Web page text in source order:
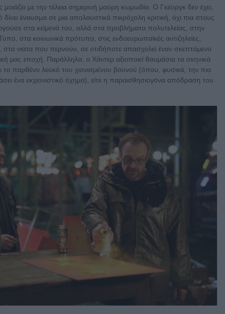
με την τέλεια σημερινή μαύρη κωμωδία. Ο Γκέοργκ δεν έχει,
δίνει έναυσμα σε μια απολαυστικά πικρόχολη κριτική, όχι πια στους
στα κείμενά του, αλλά στα προβλήματα πολυτελείας, στην
στα κοινωνικά πρότυπα, στις ενδοευρωπαϊκές αντιζηλείες,
στα νιάτα που περνούν, σε οτιδήποτε απασχολεί έναν σκεπτόμενο
μας εποχή. Παράλληλα, ο Χάντερ αξιοποιεί θαυμάσια τα σκηνικά
το παρθένο λευκό του χιονισμένου βουνού (όπου, φυσικά, την πιο
ένα εκχιονιστικό όχημα), είτε η παραισθησιογόνα απόδραση του